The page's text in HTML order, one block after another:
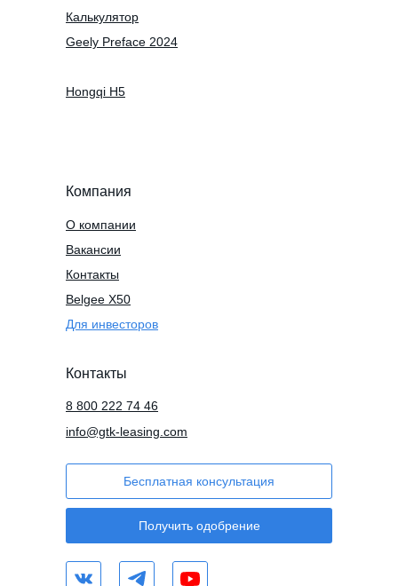
Компания
О компании
Вакансии
Контакты
Для инвесторов
Контакты
info@gtk-leasing.com
Бесплатная консультация
Получить одобрение
Belgee X50
Калькулятор
Hongqi H5
8 800 222 74 46
Geely Preface 2024